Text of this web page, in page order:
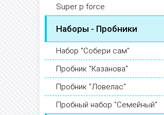
Super p force
Наборы - Пробники
Набор "Собери сам"
Пробник "Казанова"
Пробник "Ловелас"
Пробный набор "Семейный"